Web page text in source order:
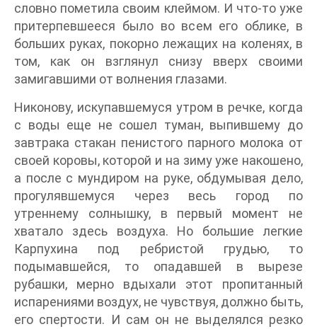
словно пометила своим клеймом. И что-то уже
притерпевшееся было во всем его облике, в
больших руках, покорно лежащих на коленях, в
том, как он взглянул снизу вверх своими
замигавшими от волнения глазами.
Никонову, искупавшемуся утром в речке, когда
с воды еще не сошел туман, выпившему до
завтрака стакан пенистого парного молока от
своей коровы, которой и на зиму уже накошено,
а после с мундиром на руке, обдумывая дело,
прогулявшемуся через весь город по
утреннему солнышку, в первый момент не
хватало здесь воздуха. Но большие легкие
Карпухина под ребристой грудью, то
подымавшейся, то опадавшей в вырезе
рубашки, мерно вдыхали этот пропитанный
испарениями воздух, не чувствуя, должно быть,
его спертости. И сам он не выделялся резко